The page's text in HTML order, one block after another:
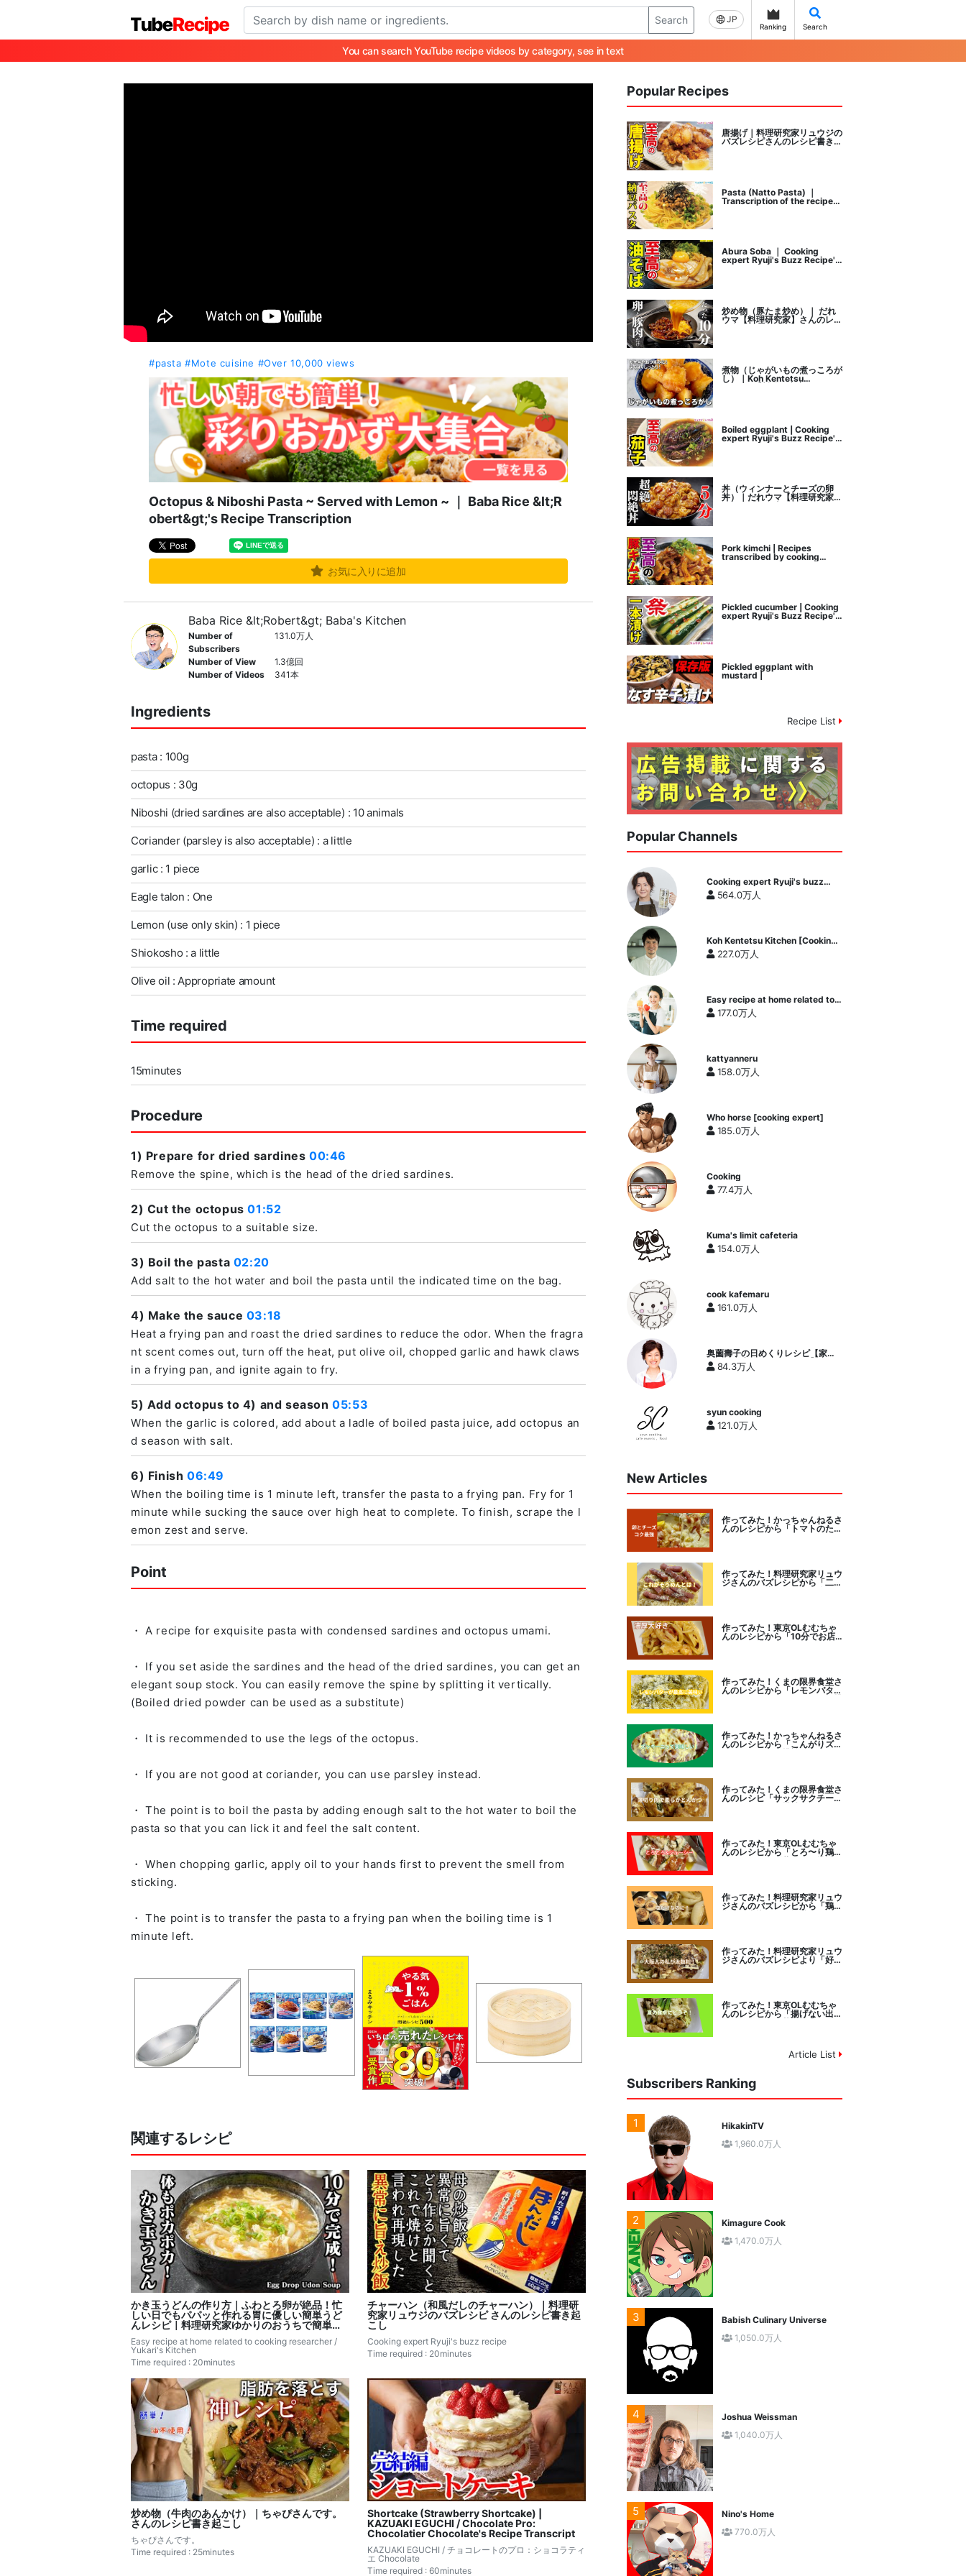
Search JP
Ranking Search
You can search YouTube recipe videos by category, see in text
#pasta #Mote cuisine #Over 10,000 views
Octopus & Niboshi Pasta ~ Served with Lemon ~ ｜ Baba Rice &lt;R
obert&gt;'s Recipe Transcription
お気に入りに追加
Baba Rice &lt;Robert&gt; Baba's Kitchen
Number of
Subscribers
131.0万人
Number of View
1.3億回
Number of Videos
341本
Ingredients
pasta : 100g
octopus : 30g
Niboshi (dried sardines are also acceptable) : 10 animals
Coriander (parsley is also acceptable) : a little
garlic : 1 piece
Eagle talon : One
Lemon (use only skin) : 1 piece
Shiokosho : a little
Olive oil : Appropriate amount
Time required
15minutes
Procedure
1) Prepare for dried sardines00:46
Remove the spine, which is the head of the dried sardines.
2) Cut the octopus01:52
Cut the octopus to a suitable size.
3) Boil the pasta 02:20
Add salt to the hot water and boil the pasta until the indicated time on the bag.
4) Make the sauce 03:18
Heat a frying pan and roast the dried sardines to reduce the odor. When the fragra
nt scent comes out, turn off the heat, put olive oil, chopped garlic and hawk claws
in a frying pan, and ignite again to fry.
5) Add octopus to 4) and season05:53
When the garlic is colored, add about a ladle of boiled pasta juice, add octopus an
d season with salt.
6) Finish 06:49
When the boiling time is 1 minute left, transfer the pasta to a frying pan. Fry for 1
minute while sucking the sauce over high heat to complete. To finish, scrape the l
emon zest and serve.
Point
・ A recipe for exquisite pasta with condensed sardines and octopus umami.
・ If you set aside the sardines and the head of the dried sardines, you can get an
elegant soup stock. You can easily remove the spine by splitting it vertically.
(Boiled dried powder can be used as a substitute)
・ It is recommended to use the legs of the octopus.
・ If you are not good at coriander, you can use parsley instead.
・ The point is to boil the pasta by adding enough salt to the hot water to boil the
pasta so that you can lick it and feel the salt content.
・ When chopping garlic, apply oil to your hands first to prevent the smell from
sticking.
・ The point is to transfer the pasta to a frying pan when the boiling time is 1
関連するレシピ
かき玉うどんの作り方｜ふわとろ卵が絶品！忙
しい日でもパパッと作れる胃に優しい簡単うど
んレシピ｜料理研究家ゆかりのおうちで簡単レ
Easy recipe at home related to cooking researcher /
Yukari's Kitchen
Time required : 20minutes
チャーハン（和風だしのチャーハン）｜料理研
究家リュウジのバズレシピ さんのレシピ書き起
こし
Cooking expert Ryuji's buzz recipe
Time required : 20minutes
炒め物（牛肉のあんかけ）｜ちゃぴさんです。
さんのレシピ書き起こし
ちゃぴさんです。
Time required : 25minutes
Shortcake (Strawberry Shortcake) |
KAZUAKI EGUCHI / Chocolate Pro:
Chocolatier Chocolate's Recipe Transcript
KAZUAKI EGUCHI / チョコレートのプロ：ショコラティ
エ Chocolate
Time required : 60minutes
Popular Recipes
唐揚げ｜料理研究家リュウジの
バズレシピさんのレシピ書き起
Pasta (Natto Pasta) ｜
Transcription of the recipe
by Ryuji's buzz recipe, a
Abura Soba ｜ Cooking
expert Ryuji's Buzz Recipe's
炒め物（豚たま炒め）｜ だれ
ウマ【料理研究家】さんのレシ
ピ書き起こし
煮物（じゃがいもの煮っころが
し）｜Koh Kentetsu
Boiled eggplant | Cooking
expert Ryuji's Buzz Recipe's
recipe transcription
丼（ウィンナーとチーズの卵
丼）｜だれウマ【料理研究家】
Pork kimchi | Recipes
transcribed by cooking
researcher Ryuji's Buzz
Pickled cucumber | Cooking
expert Ryuji's Buzz Recipe's
Pickled eggplant with
mustard |
Recipe List
Popular Channels
Cooking expert Ryuji's buzz
recipe
564.0万人
Koh Kentetsu Kitchen [Cooking
expert Koh Kentetsu official
channel]
227.0万人
Easy recipe at home related to
cooking researcher / Yukari's
Kitchen
177.0万人
kattyanneru
158.0万人
Who horse [cooking expert]
185.0万人
Cooking
77.4万人
Kuma's limit cafeteria
154.0万人
cook kafemaru
161.0万人
奥薗壽子の日めくりレシピ【家庭
料理研究家公式チャンネル】
84.3万人
syun cooking
121.0万人
New Articles
作ってみた！かっちゃんねるさ
んのレシピから「トマトのたま
作ってみた！料理研究家リュウ
ジさんのバズレシピから「二度
作ってみた！東京OLむむちゃ
んのレシピから「10分でお店
作ってみた！くまの限界食堂さ
んのレシピから「レモンバター
作ってみた！かっちゃんねるさ
んのレシピから「こんがりズッ
作ってみた！くまの限界食堂さ
んのレシピ「サックサクチーズ
作ってみた！東京OLむむちゃ
んのレシピから「とろ〜り鶏む
作ってみた！料理研究家リュウ
ジさんのバズレシピから「鶏の
作ってみた！料理研究家リュウ
ジさんのバズレシピより「好み
作ってみた！東京OLむむちゃ
んのレシピから「揚げない出汁
Article List
Subscribers Ranking
1
HikakinTV
1,960.0万人
2
Kimagure Cook
1,470.0万人
3
Babish Culinary Universe
1,050.0万人
4
Joshua Weissman
1,040.0万人
5
Nino's Home
770.0万人